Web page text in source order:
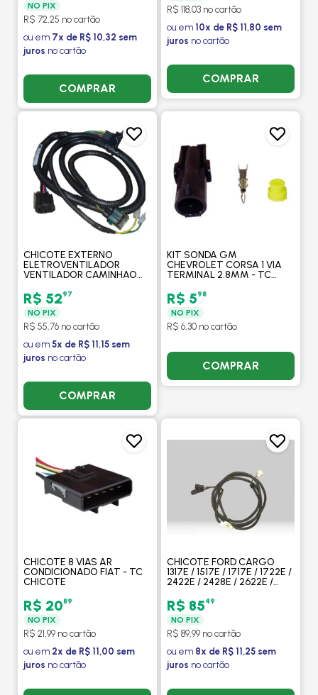
NO PIX
R$ 72,25 no cartão
ou em 7x de R$ 10,32 sem
juros no cartão
COMPRAR
R$ 118,03 no cartão
ou em 10x de R$ 11,80 sem
juros no cartão
COMPRAR
CHICOTE EXTERNO
ELETROVENTILADOR
VENTILADOR CAMINHAO
150 / 8 / 9 / 10-160 - TC
CHICOTE
R$ 5297
NO PIX
R$ 55,76 no cartão
ou em5x de R$ 11,15 sem
juros no cartão
COMPRAR
KIT SONDA GM
CHEVROLET CORSA 1 VIA
TERMINAL 2.8MM - TC
R$ 598
NO PIX
R$ 6,30 no cartão
COMPRAR
CHICOTE 8 VIAS AR
CONDICIONADO FIAT - TC
CHICOTE
R$ 2089
NO PIX
R$ 21,99 no cartão
ou em 2x de R$ 11,00 sem
juros no cartão
CHICOTE FORD CARGO
1317E / 1517E / 1717E / 1722E /
2422E / 2428E / 2622E /
2005 EM DIANTE /12V -
ORIGINAL
R$ 8549
NO PIX
R$ 89,99 no cartão
ou em 8x de R$ 11,25 sem
juros no cartão